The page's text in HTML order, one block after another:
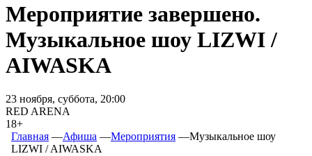
Мероприятие завершено.
Музыкальное шоу LIZWI /
AIWASKA
23 ноября, суббота, 20:00
RED ARENA
18+
Главная ―Афиша ―Мероприятия ―Музыкальное шоу
LIZWI / AIWASKA